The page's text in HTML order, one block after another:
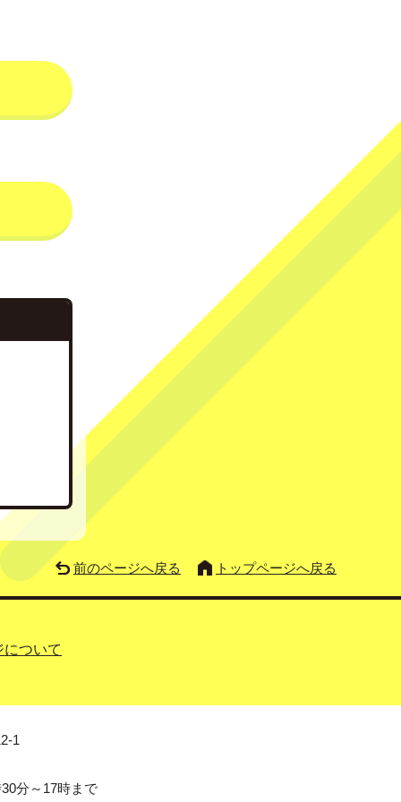
前のページへ戻る トップページへ戻る
ついて
1
分～17時まで